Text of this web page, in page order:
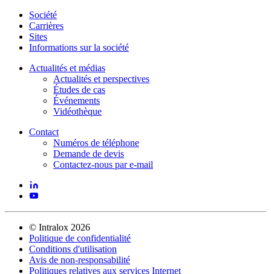
Société
Carrières
Sites
Informations sur la société
Actualités et médias
Actualités et perspectives
Études de cas
Événements
Vidéothèque
Contact
Numéros de téléphone
Demande de devis
Contactez-nous par e-mail
© Intralox 2026
Politique de confidentialité
Conditions d'utilisation
Avis de non-responsabilité
Politiques relatives aux services Internet